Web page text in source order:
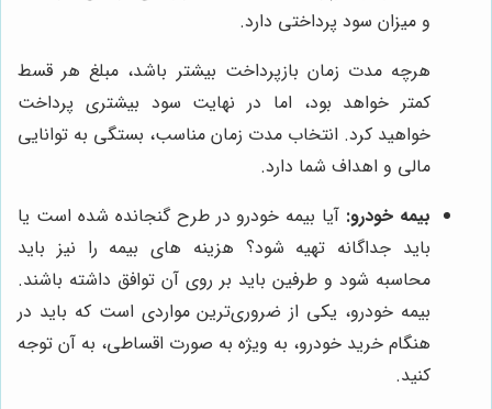
و میزان سود پرداختی دارد.
هرچه مدت زمان بازپرداخت بیشتر باشد، مبلغ هر قسط
کمتر خواهد بود، اما در نهایت سود بیشتری پرداخت
خواهید کرد. انتخاب مدت زمان مناسب، بستگی به توانایی
مالی و اهداف شما دارد.
بیمه خودرو: آیا بیمه خودرو در طرح گنجانده شده است یا
باید جداگانه تهیه شود؟ هزینه های بیمه را نیز باید
محاسبه شود و طرفین باید بر روی آن توافق داشته باشند.
بیمه خودرو، یکی از ضروری‌ترین مواردی است که باید در
هنگام خرید خودرو، به ویژه به صورت اقساطی، به آن توجه
کنید.